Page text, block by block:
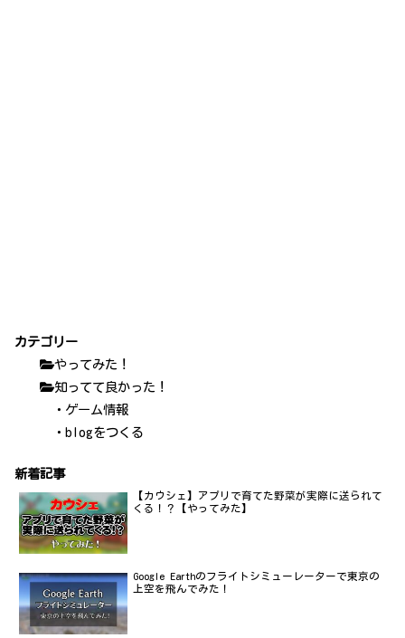
カテゴリー
やってみた！
知ってて良かった！
・ゲーム情報
・blogをつくる
新着記事
【カウシェ】アプリで育てた野菜が実際に送られて
くる！？【やってみた】
Google Earthのフライトシミューレーターで東京の
上空を飛んでみた！